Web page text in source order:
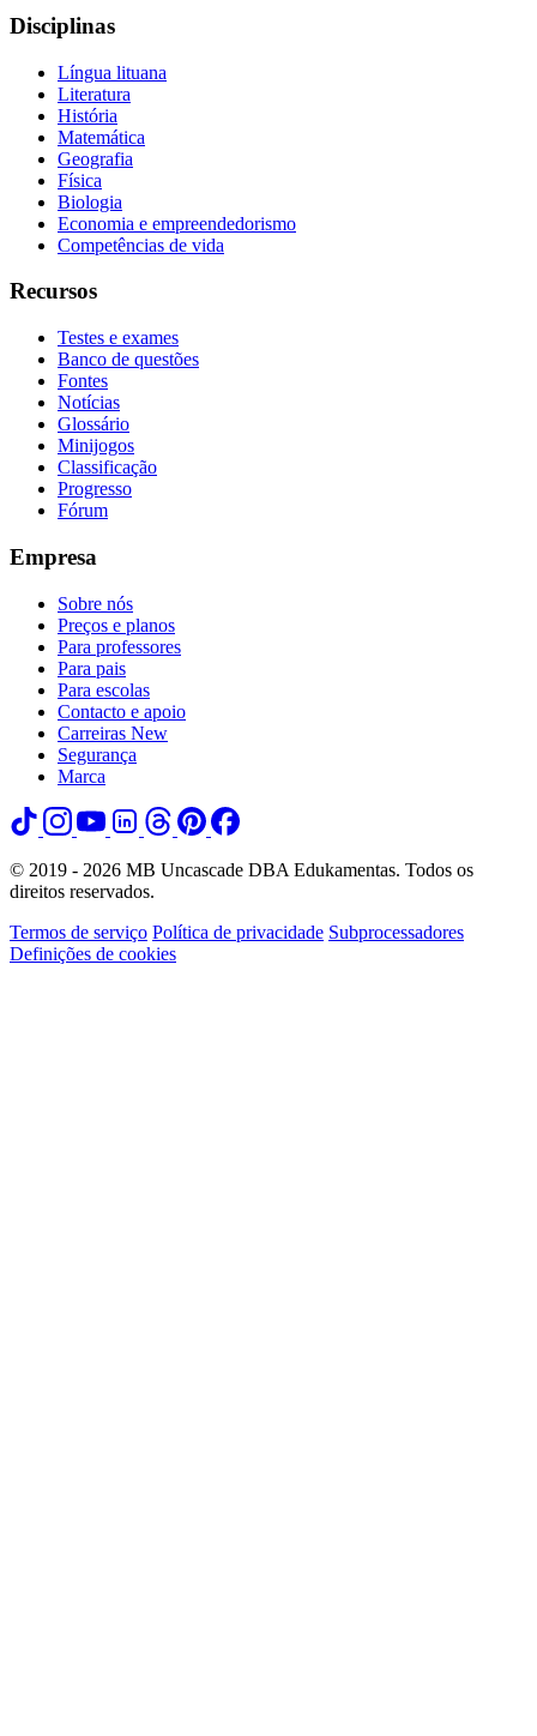
Disciplinas
Língua lituana
Literatura
História
Matemática
Geografia
Física
Biologia
Economia e empreendedorismo
Competências de vida
Recursos
Testes e exames
Banco de questões
Fontes
Notícias
Glossário
Minijogos
Classificação
Progresso
Fórum
Empresa
Sobre nós
Preços e planos
Para professores
Para pais
Para escolas
Contacto e apoio
Carreiras New
Segurança
Marca
© 2019 - 2026 MB Uncascade DBA Edukamentas. Todos os
direitos reservados.
Termos de serviço Política de privacidade Subprocessadores
Definições de cookies